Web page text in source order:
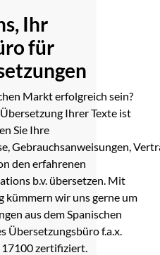
Ihr
für
Markt erfolgreich sein?
Ihrer Texte ist
Sie Ihre
,Gebrauchsanweisungen,
den erfahrenen
b.v. übersetzen. Mit
kümmern wir uns gerne um
aus dem Spanischen
Übersetzungsbüro f.a.x.
17100 zertifiziert.